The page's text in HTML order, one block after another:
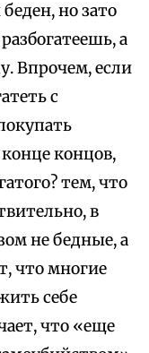
но зато
а
Впрочем, если
с
концов,
тем, что
в
не бедные, а
что многие
себе
что «еще